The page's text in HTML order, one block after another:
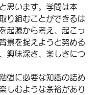
思います。学問は本
り組むことができるは
起源から考え、起こっ
景を捉えようと努める
興味深さ、楽しさにつ
強に必要な知識の詰め
しむような余裕があり